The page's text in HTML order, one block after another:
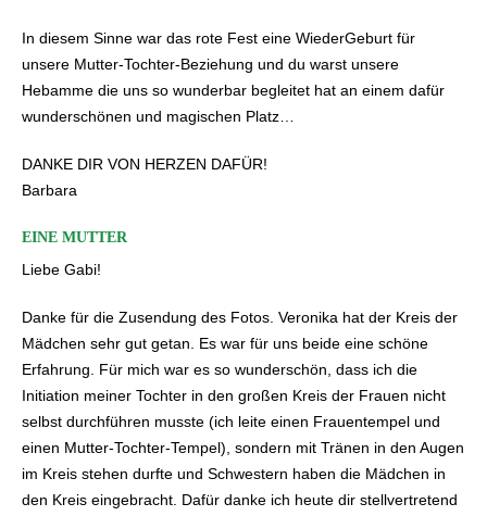
In diesem Sinne war das rote Fest eine WiederGeburt für
unsere Mutter-Tochter-Beziehung und du warst unsere
Hebamme die uns so wunderbar begleitet hat an einem dafür
wunderschönen und magischen Platz…
DANKE DIR VON HERZEN DAFÜR!
Barbara
EINE MUTTER
Liebe Gabi!
Danke für die Zusendung des Fotos. Veronika hat der Kreis der
Mädchen sehr gut getan. Es war für uns beide eine schöne
Erfahrung. Für mich war es so wunderschön, dass ich die
Initiation meiner Tochter in den großen Kreis der Frauen nicht
selbst durchführen musste (ich leite einen Frauentempel und
einen Mutter-Tochter-Tempel), sondern mit Tränen in den Augen
im Kreis stehen durfte und Schwestern haben die Mädchen in
den Kreis eingebracht. Dafür danke ich heute dir stellvertretend